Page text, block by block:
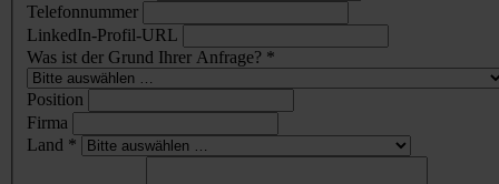
Telefonnummer
LinkedIn-Profil-URL
Was ist der Grund Ihrer Anfrage? *
Position
Firma
Land *